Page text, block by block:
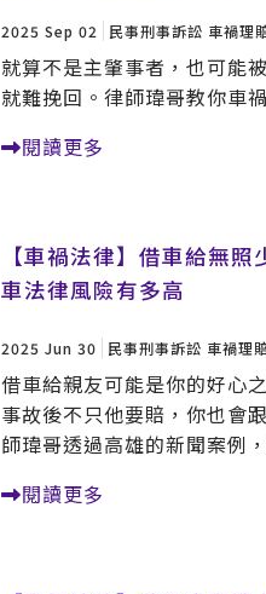
2025 Sep 02 民事刑事訴訟 車禍理
就算不是主肇事者，也可能
就難挽回。律師瑋哥教你車
閱讀更多
【車禍法律】借車給無
車法律風險有多高
2025 Jun 30 民事刑事訴訟 車禍理
借車給親友可能是你的好心
事故後不只他要賠，你也會
師瑋哥透過高雄的新聞案例
閱讀更多